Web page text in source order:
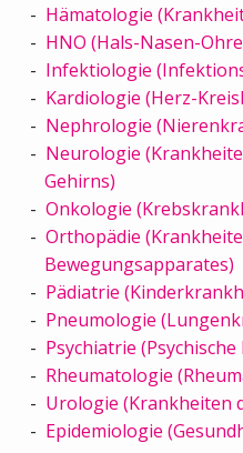
Hämatologie
HNO (Hals-Nasen-
Infektiologie
Kardiologie (Herz-
Nephrologie
Neurologie
Gehirns)
Onkologie
Orthopädie
Bewegungsapparates)
Pädiatrie
Pneumologie
Psychiatrie
Rheumatologie
Urologie (Krankheiten
Epidemiologie